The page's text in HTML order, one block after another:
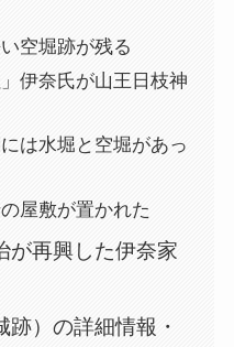
空堀跡が残る
」伊奈氏が山王日枝神
は水堀と空堀があっ
屋敷が置かれた
が再興した伊奈家
）の詳細情報・